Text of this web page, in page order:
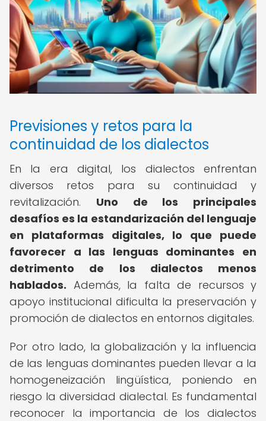
Previsiones y retos para la
continuidad de los dialectos
En la era digital, los dialectos enfrentan
diversos retos para su continuidad y
revitalización. Uno de los principales
desafíos es la estandarización del lenguaje
en plataformas digitales, lo que puede
favorecer a las lenguas dominantes en
detrimento de los dialectos menos
hablados. Además, la falta de recursos y
apoyo institucional dificulta la preservación y
promoción de dialectos en entornos digitales.
Por otro lado, la globalización y la influencia
de las lenguas dominantes pueden llevar a la
homogeneización lingüística, poniendo en
riesgo la diversidad dialectal. Es fundamental
reconocer la importancia de los dialectos